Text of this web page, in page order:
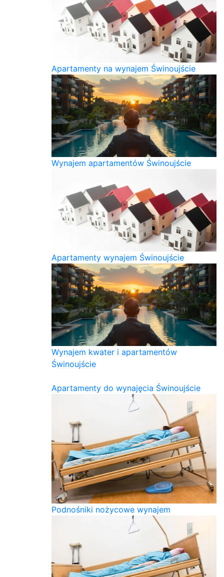
Apartamenty na wynajem Świnoujście
Wynajem apartamentów Świnoujście
Apartamenty wynajem Świnoujście
Wynajem kwater i apartamentów
Świnoujście
Apartamenty do wynajęcia Świnoujście
Podnośniki nożycowe wynajem